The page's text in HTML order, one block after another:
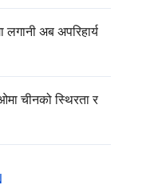
लगानी अब अपरिहार्य
चीनको स्थिरता र